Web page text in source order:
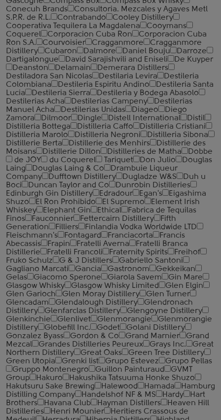
Conecuh Brands
Consultoria. Mezcales y Agaves Metl
S.P.R. de R.L.
Contrabando
Cooley Distillery
Cooperativa Tequilera La Magdalena
Cooymans
Coquerel
Corporacion Cuba Ron
Corporacion Cuba
Ron S.A.
Courvoisier Cragganmore
Cragganmore
Distillery
Cubaron Dalmore Daniel Bouju
Darroze
Dartigalongue
David Sarajishvili and Eniseli
De Kuyper
Deanston
Delamain
Demerara Distillers
Destiladora San Nicolas
Destilaria Levira
Destileria
Colombiana
Destileria Espiritu Andino
Destileria Santa
Lucia
Destileria Sierra
Destileria y Bodega Abasolo
Destilerias Acha
Destilerias Campeny
Destilerias
Manuel Acha
Destilerias Unidas Diageo
Diego
Zamora
Dilmoor Dingle Distell International
Distil
Distilleria Bottega
Distilleria Caffo
Distilleria Cristiani
Distilleria Marolo
Distilleria Negroni
Distilleria Sibona
Distillerie Berta
Distillerie des Menhirs
Distillerie des
Moisans
Distillerie Dillon Distilleries de Matha
Dobbe
de JOY
du Coquerel Tariquet Don Julio
Douglas
Laing
Douglas Laing & Co
Drambuie Liqueur
Company
Dufftown Distillery Dugladze W&S
Duh u
Boci
Duncan Taylor and Co
Dunrobin Distilleries
Edinburgh Gin Distillery
Edradour Egan's
Eigashima
Shuzo
El Ron Prohibido El Supremo
Element Irish
Whiskey
Elephant Gin Ethical
Fabrica de Tequilas
Finos
Fauconnier Fettercairn Distillery
Fifth
Generation
Filliers
Finlandia Vodka Worldwide LTD
Fleischmann's
Fontagard Franciacorta
Francis
Abecassis
Frapin Fratelli Averna
Fratelli Branca
Distillerie
Fratelli ‎Francoli Fraternity Spirits
Freihof
Fruko Schulz
G & J Distillers
Gabriello Santoni
Gagliano Marcati
Gancia Gastronom
Gekkeikan
Gelas
Giacomo Sperone Giarola Savem
Gin Mare
Glasgow Whisky
Glasgow Whisky Limited
Glen Elgin
Glen Garioch
Glen Moray Distillery
Glen Turner
Glencadam
Glendalough Distillery
Glendronach
Distillery
Glenfarclas Distillery
Glengoyne Distillery
Glenkinchie
Glenlivet Glenmorangie
Glenmorangie
Distillery
Globefill Inc. Godet
Golani Distillery
Gonzalez Byass
Gordon & Co Grand Marnier
Grand
Mezcal
Grandes Distilleries Peureux Grays Inc.
Great
Northern Distillery
Great Oaks
Green Tree Distillery
Green Utopia
Grenki list Grupo Estevez
Grupo Pellas
Gruppo Montenegro
Guillon Painturaud
GVMT
Group
Hakuro
Hakushika Tatsuuma Honke Shuzo
Hakutsuru Sake Brewing
Halewood Hamada
Hamburg
Distilling Company
Handelshof NF & MS Hardy
Hart
Brothers
Havana Club Hayman Distillers
Heaven Hill
Distilleries
Henri Mounier
Heritiers Crassous de